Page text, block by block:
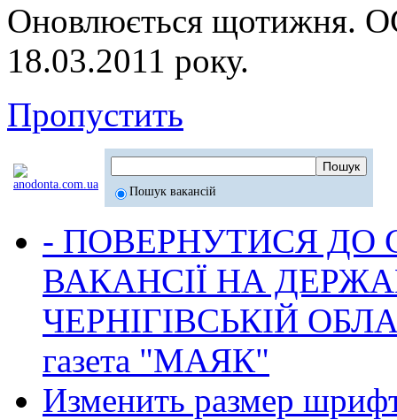
Оновлюється
18.03.2011 року.
Пропустить
Пошук вакансій
- ПОВЕРНУТИСЯ ДО
ВАКАНСІЇ НА
ЧЕРНІГІВСЬКІЙ
газета "МАЯК"
Изменить размер